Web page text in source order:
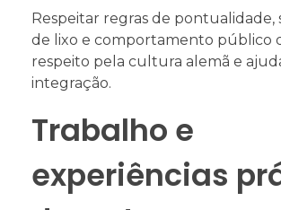
Respeitar regras de pontualidade,
de lixo e comportamento público
respeito pela cultura alemã e
integração.
Trabalho e
experiências